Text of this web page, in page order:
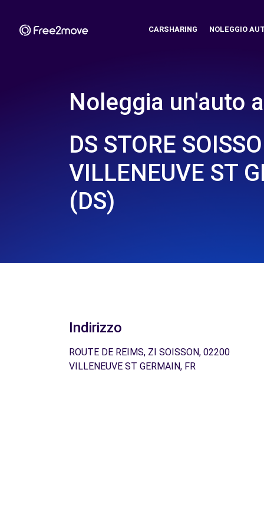
CARSHARING NOLEGGIO
Noleggia un'auto a
DS STORE
VILLENEUVE ST
(DS)
Indirizzo
ROUTE DE REIMS, ZI SOISSON, 02200
VILLENEUVE ST GERMAIN, FR